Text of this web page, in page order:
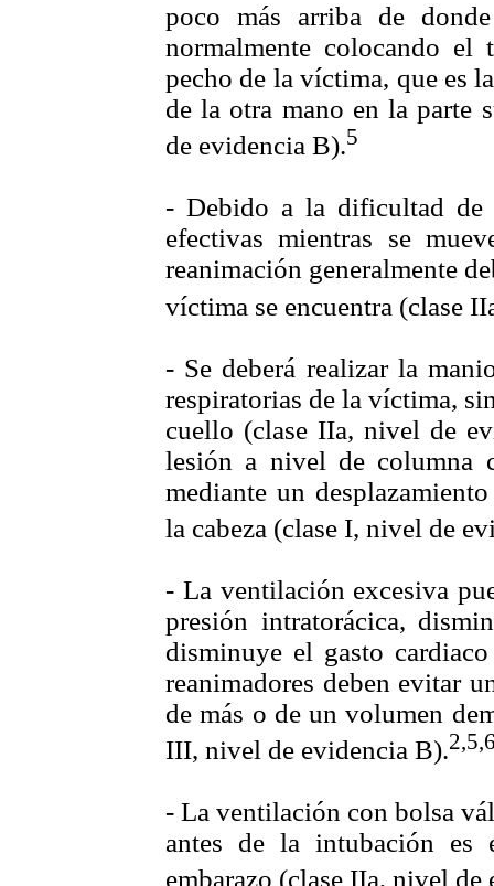
poco más arriba de
normalmente colocando
pecho de la víctima, que es
de la otra mano en la parte
de evidencia B).5
- Debido a la dificultad de
efectivas mientras se
reanimación generalmente
víctima se encuentra (clase
- Se deberá realizar la
respiratorias de la víctima,
cuello (clase IIa, nivel de
lesión a nivel de columna
mediante un
la cabeza (clase I, nivel de
- La ventilación excesiva
presión intratorácica,
disminuye el gasto
reanimadores deben evitar
de más o de un volumen
III, nivel de evidencia B).
- La ventilación con bolsa
antes de la intubación es
embarazo (clase IIa, nivel de